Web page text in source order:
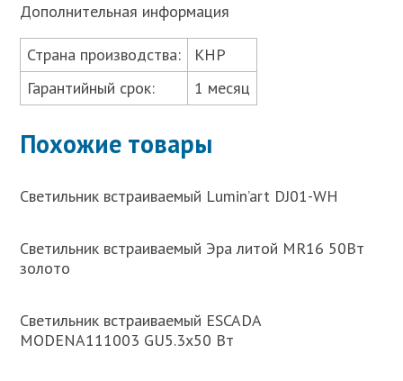
Дополнительная информация
Страна производства:
КНР
Гарантийный срок:
1 месяц
Похожие товары
Светильник встраиваемый Lumin’art DJ01-WH
Светильник встраиваемый Эра литой MR16 50Вт
золото
Светильник встраиваемый ESCADA
MODENA111003 GU5.3х50 Вт